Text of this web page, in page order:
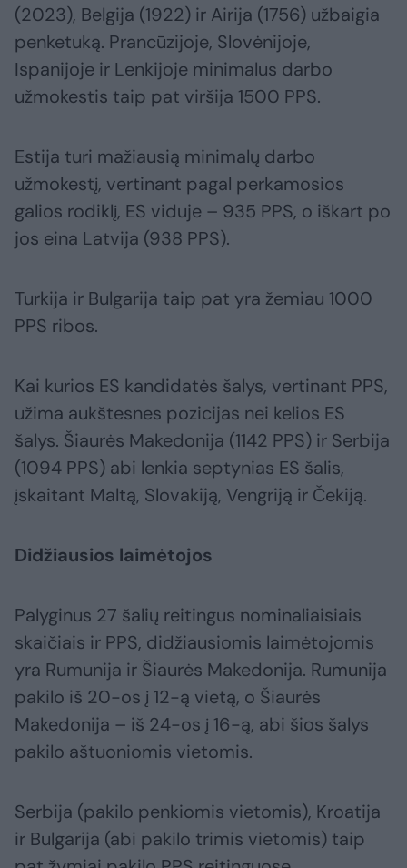
(2023), Belgija (1922) ir Airija (1756) užbaigia
penketuką. Prancūzijoje, Slovėnijoje,
Ispanijoje ir Lenkijoje minimalus darbo
užmokestis taip pat viršija 1500 PPS.
Estija turi mažiausią minimalų darbo
užmokestį, vertinant pagal perkamosios
galios rodiklį, ES viduje – 935 PPS, o iškart po
jos eina Latvija (938 PPS).
Turkija ir Bulgarija taip pat yra žemiau 1000
PPS ribos.
Kai kurios ES kandidatės šalys, vertinant PPS,
užima aukštesnes pozicijas nei kelios ES
šalys. Šiaurės Makedonija (1142 PPS) ir Serbija
(1094 PPS) abi lenkia septynias ES šalis,
įskaitant Maltą, Slovakiją, Vengriją ir Čekiją.
Didžiausios laimėtojos
Palyginus 27 šalių reitingus nominaliaisiais
skaičiais ir PPS, didžiausiomis laimėtojomis
yra Rumunija ir Šiaurės Makedonija. Rumunija
pakilo iš 20-os į 12-ą vietą, o Šiaurės
Makedonija – iš 24-os į 16-ą, abi šios šalys
pakilo aštuoniomis vietomis.
Serbija (pakilo penkiomis vietomis), Kroatija
ir Bulgarija (abi pakilo trimis vietomis) taip